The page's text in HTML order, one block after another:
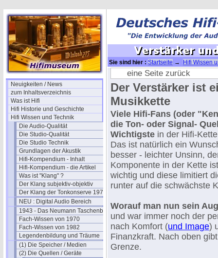
Neuigkeiten / News
zum Inhaltsverzeichnis
Was ist Hifi
Hifi Historie und Geschichte
Hifi Wissen und Technik
Die Audio-Qualität
Die Studio-Qualität
Die Studio Technik
Grundlagen der Akustik
Hifi-Kompendium - Inhalt
Hifi-Kompendium - die Artikel
Was ist "Klang" ?
Der Klang subjektiv-objektiv
Der Klang der Tonkonserve 1979
NEU : Digital Audio Bereich
1943 - Das Neumann Taschenbuch
Fach-Wissen von 1970
Fach-Wissen von 1982
Legendenbildung und Träume
(1) Die Speicher / Medien
(2) Die Quellen / Geräte
Sie sind hier : Startseite →
Hifi Wissen
Elektronik Ieine Seite zurück
Der Verstärker ist
Musikkette
Viele Hifi-Fans (oder
die Ton- oder Signal-
Wichtigste in der Hifi-
Das ist natürlich ein
besser - leichter Unsinn,
Komponente in der Kette
wichtig und diese limitiert
runter auf die schwächste
Worauf man nun sein
und war immer noch der
nach Komfort (und Image)
Finanzkraft. Nach oben
Grenze.